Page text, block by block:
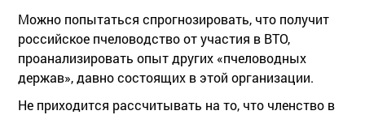
Можно попытаться спрогнозировать, что получит
российское пчеловодство от участия в ВТО,
проанализировать опыт других «пчеловодных
держав», давно состоящих в этой организации.
Не приходится рассчитывать на то, что членство в